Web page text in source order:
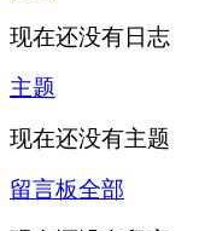
现在还没有日志
主题
现在还没有主题
留言板全部